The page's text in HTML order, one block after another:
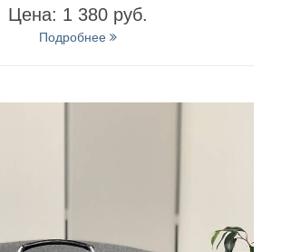
Цена: 1 380 руб.
Подробнее